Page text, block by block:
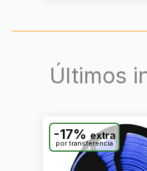
Últimos
-17% extra
por transferencia